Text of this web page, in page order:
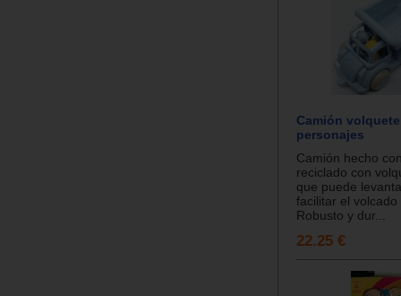
Camión
personajes
Camión hecho
reciclado con
que puede
facilitar el
Robusto y dur...
22.25 €